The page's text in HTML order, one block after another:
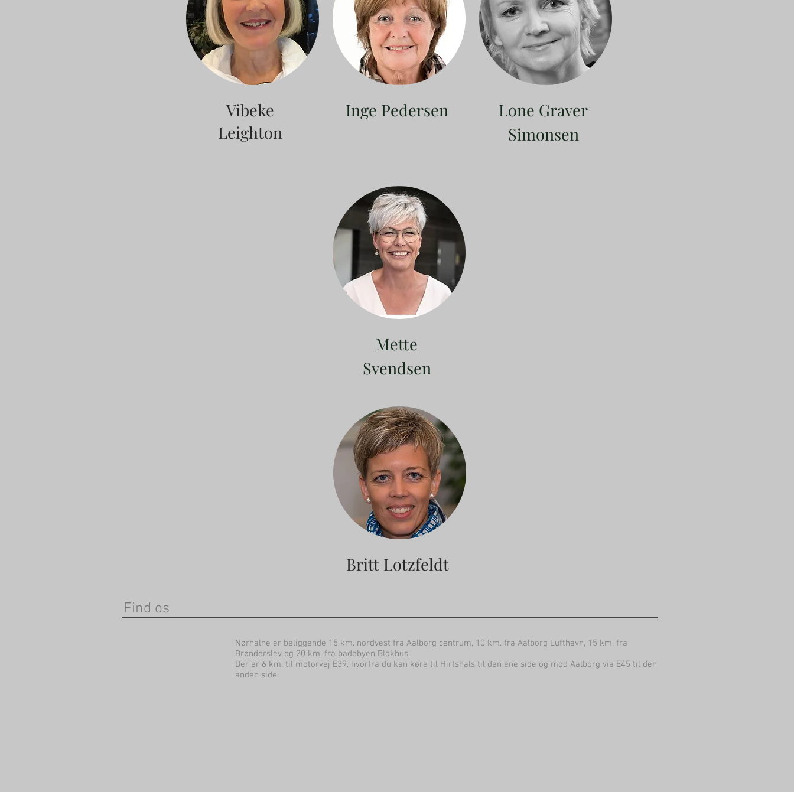
Vibeke
Leighton
Inge Pedersen
Lone Graver
Simonsen
Mette
Svendsen
Britt Lotzfeldt
Find os
Nørhalne er beliggende 15 km. nordvest fra Aalborg centrum, 10 km. fra Aalborg Lufthavn, 15 km. fra
Brønderslev og 20 km. fra badebyen Blokhus.
Der er 6 km. til motorvej E39, hvorfra du kan køre til Hirtshals til den ene side og mod Aalborg via E45 til den
anden side.